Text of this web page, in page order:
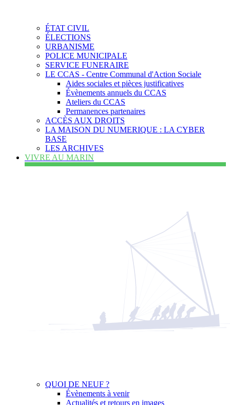
ÉTAT CIVIL
ÉLECTIONS
URBANISME
POLICE MUNICIPALE
SERVICE FUNERAIRE
LE CCAS - Centre Communal d'Action Sociale
Aides sociales et pièces justificatives
Évènements annuels du CCAS
Ateliers du CCAS
Permanences partenaires
ACCÈS AUX DROITS
LA MAISON DU NUMERIQUE : LA CYBER
BASE
LES ARCHIVES
VIVRE AU MARIN
QUOI DE NEUF ?
Évènements à venir
Actualités et retours en images